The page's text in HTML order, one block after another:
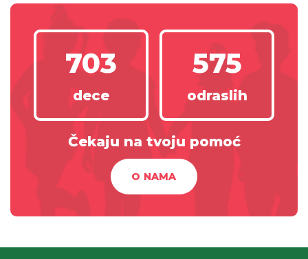
703
dece
575
odraslih
Čekaju na tvoju pomoć
O NAMA